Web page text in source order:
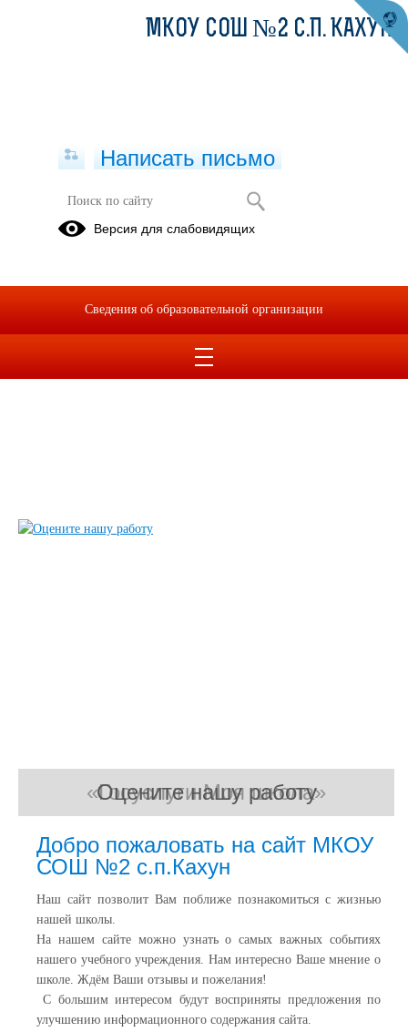
«Госуслуги Моя школа»
Оцените нашу работу
Добро пожаловать на сайт МКОУ
СОШ №2 с.п.Кахун
Наш сайт позволит Вам поближе познакомиться с жизнью
нашей школы.
На нашем сайте можно узнать о самых важных событиях
нашего учебного учреждения. Нам интересно Ваше мнение о
школе. Ждём Ваши отзывы и пожелания!
С большим интересом будут восприняты предложения по
улучшению информационного содержания сайта.
МКОУ СОШ №2 С.П. КАХУН
Написать письмо
Версия для слабовидящих
Сведения об образовательной организации